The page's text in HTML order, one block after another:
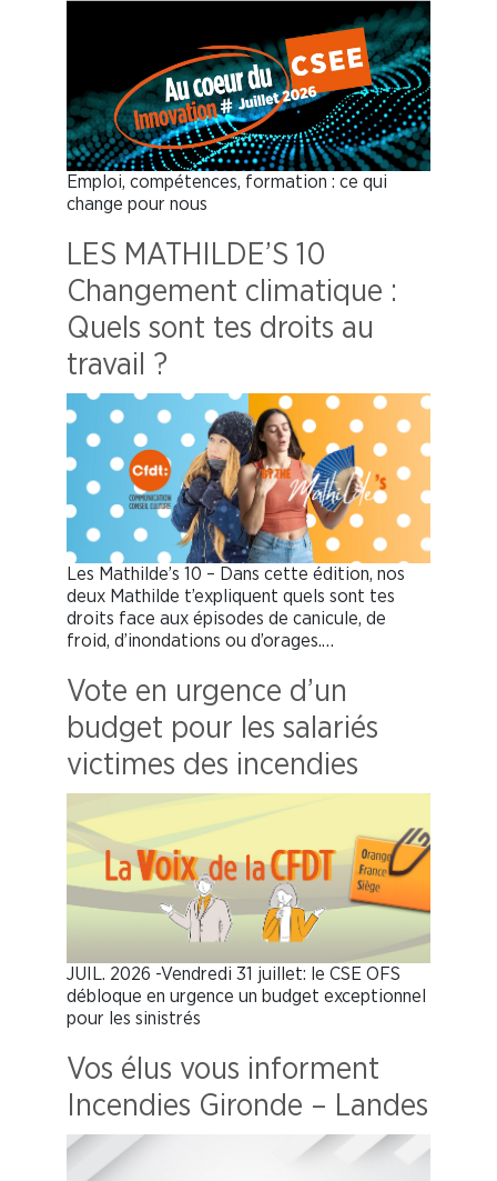
Emploi, compétences, formation : ce qui
change pour nous
LES MATHILDE’S 10
Changement climatique :
Quels sont tes droits au
travail ?
Les Mathilde’s 10 – Dans cette édition, nos
deux Mathilde t’expliquent quels sont tes
droits face aux épisodes de canicule, de
froid, d’inondations ou d’orages.…
Vote en urgence d’un
budget pour les salariés
victimes des incendies
JUIL. 2026 -Vendredi 31 juillet: le CSE OFS
débloque en urgence un budget exceptionnel
pour les sinistrés
Vos élus vous informent
Incendies Gironde – Landes